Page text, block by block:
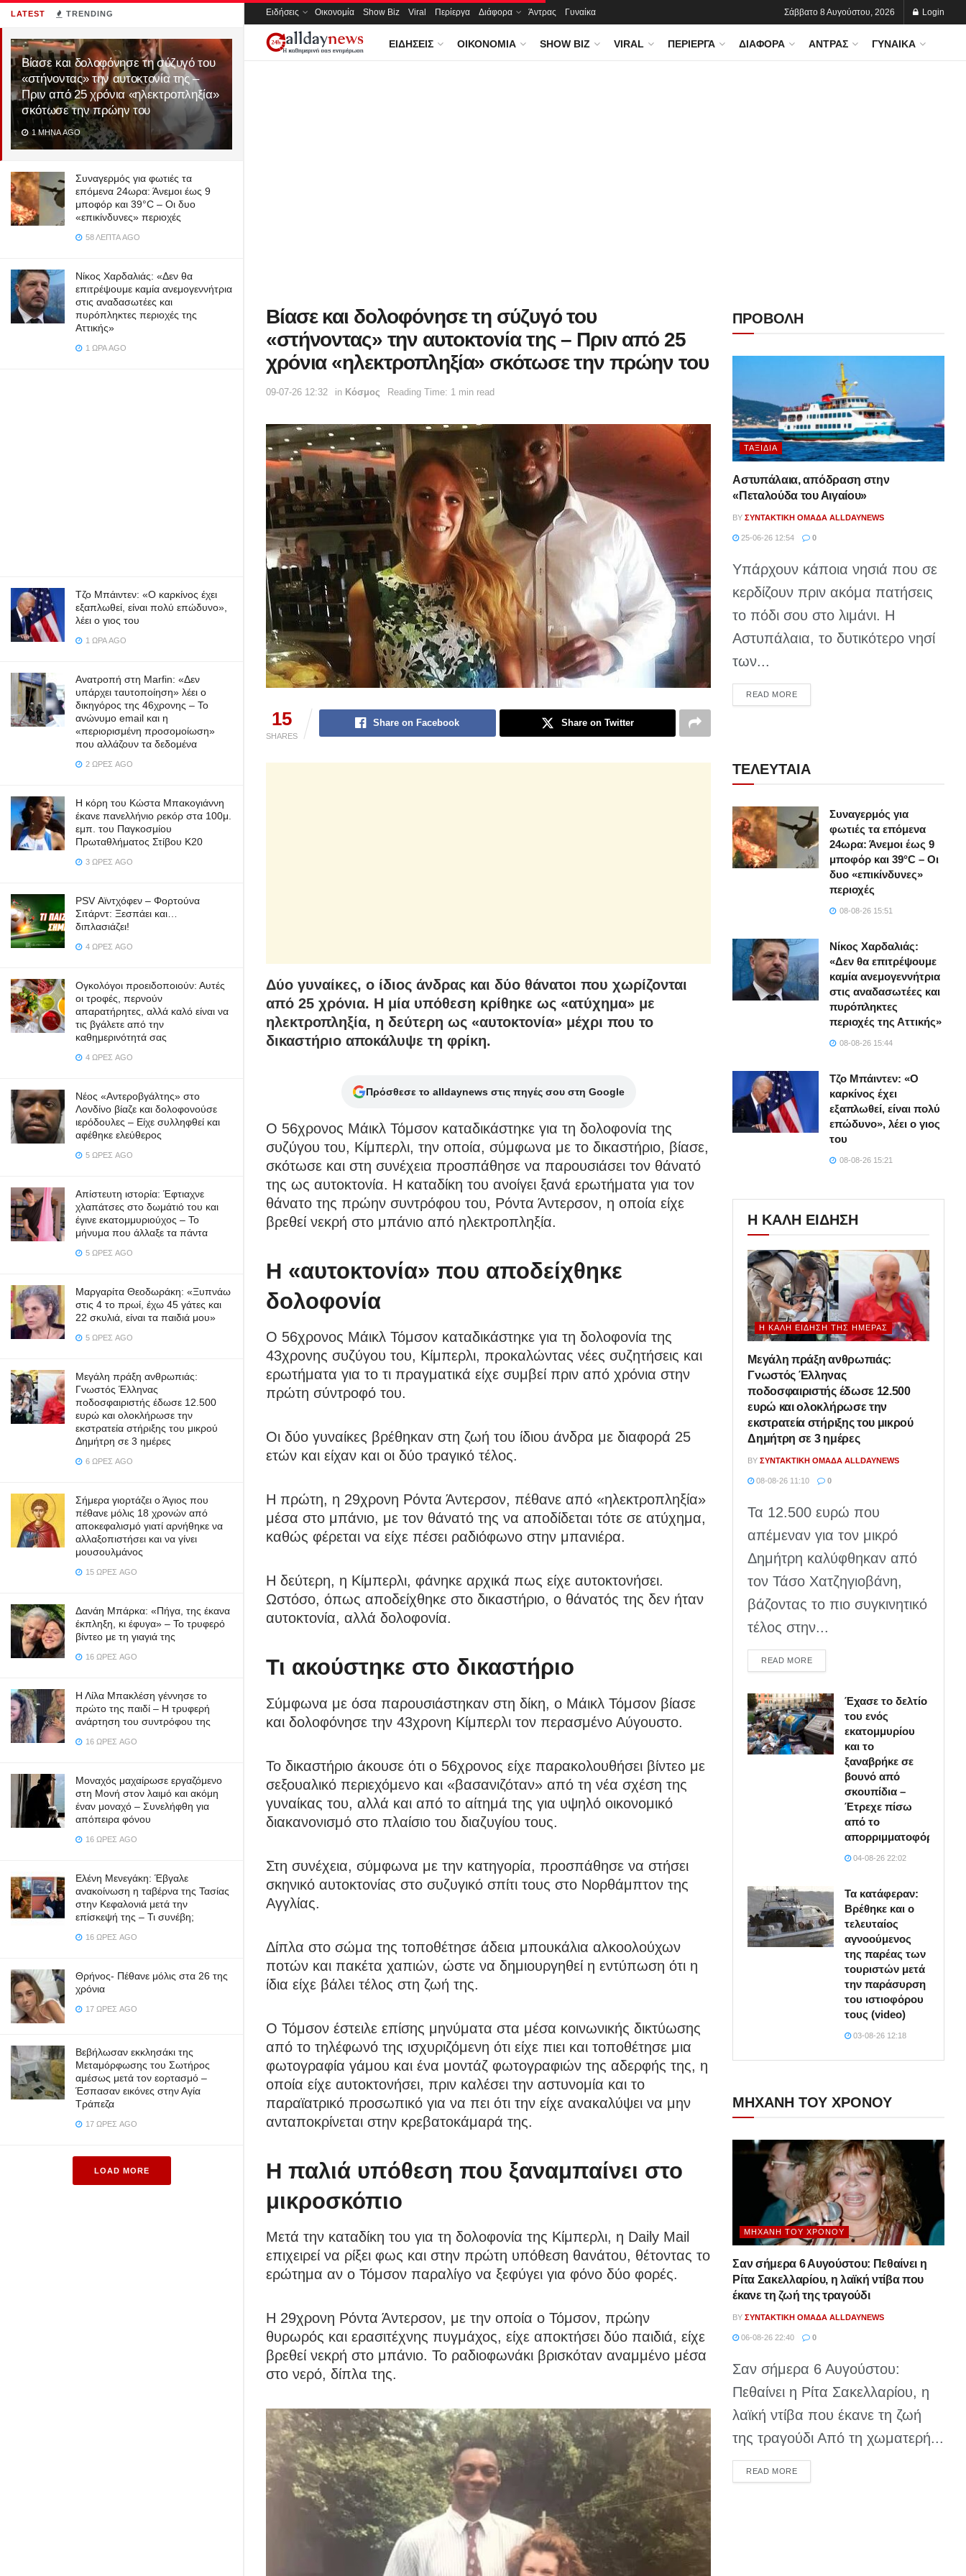
LATEST TRENDING
Bίασε και δολοφόνησε τη σύζυγό του
«στήνοντας» την αυτοκτονία της –
Πριν από 25 χρόνια «ηλεκτροπληξία»
σκότωσε την πρώην του
1 ΜΉΝΑ AGO
Συναγερμός για φωτιές τα
επόμενα 24ωρα: Άνεμοι έως 9
μποφόρ και 39°C – Οι δυο
«επικίνδυνες» περιοχές
58 ΛΕΠΤΆ AGO
Νίκος Χαρδαλιάς: «Δεν θα
επιτρέψουμε καμία ανεμογεννήτρια
στις αναδασωτέες και
πυρόπληκτες περιοχές της
Αττικής»
1 ΏΡΑ AGO
Τζο Μπάιντεν: «Ο καρκίνος έχει
εξαπλωθεί, είναι πολύ επώδυνο»,
λέει ο γιος του
1 ΏΡΑ AGO
Ανατροπή στη Marfin: «Δεν
υπάρχει ταυτοποίηση» λέει ο
δικηγόρος της 46χρονης – Το
ανώνυμο email και η
«περιορισμένη προσομοίωση»
που αλλάζουν τα δεδομένα
2 ΏΡΕΣ AGO
Η κόρη του Κώστα Μπακογιάννη
έκανε πανελλήνιο ρεκόρ στα 100μ.
εμπ. του Παγκοσμίου
Πρωταθλήματος Στίβου Κ20
3 ΏΡΕΣ AGO
PSV Αϊντχόφεν – Φορτούνα
Σιτάρντ: Ξεσπάει και…
διπλασιάζει!
4 ΏΡΕΣ AGO
Ογκολόγοι προειδοποιούν: Αυτές
οι τροφές, περνούν
απαρατήρητες, αλλά καλό είναι να
τις βγάλετε από την
καθημερινότητά σας
4 ΏΡΕΣ AGO
Νέος «Αντεροβγάλτης» στο
Λονδίνο βίαζε και δολοφονούσε
ιερόδουλες – Είχε συλληφθεί και
αφέθηκε ελεύθερος
5 ΏΡΕΣ AGO
Απίστευτη ιστορία: Έφτιαχνε
χλαπάτσες στο δωμάτιό του και
έγινε εκατομμυριούχος – Το
μήνυμα που άλλαξε τα πάντα
5 ΏΡΕΣ AGO
Μαργαρίτα Θεοδωράκη: «Ξυπνάω
στις 4 το πρωί, έχω 45 γάτες και
22 σκυλιά, είναι τα παιδιά μου»
5 ΏΡΕΣ AGO
Μεγάλη πράξη ανθρωπιάς:
Γνωστός Έλληνας
ποδοσφαιριστής έδωσε 12.500
ευρώ και ολοκλήρωσε την
εκστρατεία στήριξης του μικρού
Δημήτρη σε 3 ημέρες
6 ΏΡΕΣ AGO
Σήμερα γιορτάζει ο Άγιος που
πέθανε μόλις 18 χρονών από
αποκεφαλισμό γιατί αρνήθηκε να
αλλαξοπιστήσει και να γίνει
μουσουλμάνος
15 ΏΡΕΣ AGO
Δανάη Μπάρκα: «Πήγα, της έκανα
έκπληξη, κι έφυγα» – Το τρυφερό
βίντεο με τη γιαγιά της
16 ΏΡΕΣ AGO
Η Λίλα Μπακλέση γέννησε το
πρώτο της παιδί – Η τρυφερή
ανάρτηση του συντρόφου της
16 ΏΡΕΣ AGO
Μοναχός μαχαίρωσε εργαζόμενο
στη Μονή στον λαιμό και ακόμη
έναν μοναχό – Συνελήφθη για
απόπειρα φόνου
16 ΏΡΕΣ AGO
Ελένη Μενεγάκη: Έβγαλε
ανακοίνωση η ταβέρνα της Τασίας
στην Κεφαλονιά μετά την
επίσκεψή της – Τι συνέβη;
16 ΏΡΕΣ AGO
Θρήνος- Πέθανε μόλις στα 26 της
χρόνια
17 ΏΡΕΣ AGO
Βεβήλωσαν εκκλησάκι της
Μεταμόρφωσης του Σωτήρος
αμέσως μετά τον εορτασμό –
Έσπασαν εικόνες στην Αγία
Τράπεζα
17 ΏΡΕΣ AGO
LOAD MORE
Ειδήσεις Οικονομία Show Biz Viral Περίεργα Διάφορα Άντρας Γυναίκα Σάββατο 8 Αυγούστου, 2026 Login
ΕΙΔΉΣΕΙΣ ΟΙΚΟΝΟΜΊΑ SHOW BIZ VIRAL ΠΕΡΊΕΡΓΑ ΔΙΆΦΟΡΑ ΆΝΤΡΑΣ ΓΥΝΑΊΚΑ
Bίασε και δολοφόνησε τη σύζυγό του
«στήνοντας» την αυτοκτονία της – Πριν από 25
χρόνια «ηλεκτροπληξία» σκότωσε την πρώην του
09-07-26 12:32 in Κόσμος Reading Time: 1 min read
15
SHARES
Share on Facebook Share on Twitter
Δύο γυναίκες, ο ίδιος άνδρας και δύο θάνατοι που χωρίζονται
από 25 χρόνια. Η μία υπόθεση κρίθηκε ως «ατύχημα» με
ηλεκτροπληξία, η δεύτερη ως «αυτοκτονία» μέχρι που το
δικαστήριο αποκάλυψε τη φρίκη.
Πρόσθεσε το alldaynews στις πηγές σου στη Google
Ο 56χρονος Μάικλ Τόμσον καταδικάστηκε για τη δολοφονία της
συζύγου του, Κίμπερλι, την οποία, σύμφωνα με το δικαστήριο, βίασε,
σκότωσε και στη συνέχεια προσπάθησε να παρουσιάσει τον θάνατό
της ως αυτοκτονία. Η καταδίκη του ανοίγει ξανά ερωτήματα για τον
θάνατο της πρώην συντρόφου του, Ρόντα Άντερσον, η οποία είχε
βρεθεί νεκρή στο μπάνιο από ηλεκτροπληξία.
Η «αυτοκτονία» που αποδείχθηκε
δολοφονία
Ο 56χρονος Μάικλ Τόμσον καταδικάστηκε για τη δολοφονία της
43χρονης συζύγου του, Κίμπερλι, προκαλώντας νέες συζητήσεις και
ερωτήματα για το τι πραγματικά είχε συμβεί πριν από χρόνια στην
πρώτη σύντροφό του.
Οι δύο γυναίκες βρέθηκαν στη ζωή του ίδιου άνδρα με διαφορά 25
ετών και είχαν και οι δύο τραγικό τέλος.
Η πρώτη, η 29χρονη Ρόντα Άντερσον, πέθανε από «ηλεκτροπληξία»
μέσα στο μπάνιο, με τον θάνατό της να αποδίδεται τότε σε ατύχημα,
καθώς φέρεται να είχε πέσει ραδιόφωνο στην μπανιέρα.
Η δεύτερη, η Κίμπερλι, φάνηκε αρχικά πως είχε αυτοκτονήσει.
Ωστόσο, όπως αποδείχθηκε στο δικαστήριο, ο θάνατός της δεν ήταν
αυτοκτονία, αλλά δολοφονία.
Τι ακούστηκε στο δικαστήριο
Σύμφωνα με όσα παρουσιάστηκαν στη δίκη, ο Μάικλ Τόμσον βίασε
και δολοφόνησε την 43χρονη Κίμπερλι τον περασμένο Αύγουστο.
Το δικαστήριο άκουσε ότι ο 56χρονος είχε παρακολουθήσει βίντεο με
σεξουαλικό περιεχόμενο και «βασανιζόταν» από τη νέα σχέση της
γυναίκας του, αλλά και από το αίτημά της για υψηλό οικονομικό
διακανονισμό στο πλαίσιο του διαζυγίου τους.
Στη συνέχεια, σύμφωνα με την κατηγορία, προσπάθησε να στήσει
σκηνικό αυτοκτονίας στο συζυγικό σπίτι τους στο Νορθάμπτον της
Αγγλίας.
Δίπλα στο σώμα της τοποθέτησε άδεια μπουκάλια αλκοολούχων
ποτών και πακέτα χαπιών, ώστε να δημιουργηθεί η εντύπωση ότι η
ίδια είχε βάλει τέλος στη ζωή της.
Ο Τόμσον έστειλε επίσης μηνύματα στα μέσα κοινωνικής δικτύωσης
από το τηλέφωνό της ισχυριζόμενη ότι είχε πιει και τοποθέτησε μια
φωτογραφία γάμου και ένα μοντάζ φωτογραφιών της αδερφής της, η
οποία είχε αυτοκτονήσει, πριν καλέσει την αστυνομία και το
παραϊατρικό προσωπικό για να πει ότι την είχε ανακαλύψει να μην
ανταποκρίνεται στην κρεβατοκάμαρά της.
Η παλιά υπόθεση που ξαναμπαίνει στο
μικροσκόπιο
Μετά την καταδίκη του για τη δολοφονία της Κίμπερλι, η Daily Mail
επιχειρεί να ρίξει φως και στην πρώτη υπόθεση θανάτου, θέτοντας το
ερώτημα αν ο Τόμσον παραλίγο να ξεφύγει για φόνο δύο φορές.
Η 29χρονη Ρόντα Άντερσον, με την οποία ο Τόμσον, πρώην
θυρωρός και ερασιτέχνης πυγμάχος, είχε αποκτήσει δύο παιδιά, είχε
βρεθεί νεκρή στο μπάνιο. Το ραδιοφωνάκι βρισκόταν αναμμένο μέσα
στο νερό, δίπλα της.
ΠΡΟΒΟΛΗ
ΤΑΞΊΔΙΑ
Αστυπάλαια, απόδραση στην
«Πεταλούδα του Αιγαίου»
BY ΣΥΝΤΑΚΤΙΚΉ ΟΜΆΔΑ ALLDAYNEWS
25-06-26 12:54 0
Υπάρχουν κάποια νησιά που σε
κερδίζουν πριν ακόμα πατήσεις
το πόδι σου στο λιμάνι. Η
Αστυπάλαια, το δυτικότερο νησί
των...
READ MOREDETAILS
ΤΕΛΕΥΤΑΙΑ
Συναγερμός για
φωτιές τα επόμενα
24ωρα: Άνεμοι έως 9
μποφόρ και 39°C – Οι
δυο «επικίνδυνες»
περιοχές
08-08-26 15:51
Νίκος Χαρδαλιάς:
«Δεν θα επιτρέψουμε
καμία ανεμογεννήτρια
στις αναδασωτέες και
πυρόπληκτες
περιοχές της Αττικής»
08-08-26 15:44
Τζο Μπάιντεν: «Ο
καρκίνος έχει
εξαπλωθεί, είναι πολύ
επώδυνο», λέει ο γιος
του
08-08-26 15:21
Η ΚΑΛΗ ΕΙΔΗΣΗ
Η ΚΑΛΉ ΕΊΔΗΣΗ ΤΗΣ ΗΜΈΡΑΣ
Μεγάλη πράξη ανθρωπιάς:
Γνωστός Έλληνας
ποδοσφαιριστής έδωσε 12.500
ευρώ και ολοκλήρωσε την
εκστρατεία στήριξης του μικρού
Δημήτρη σε 3 ημέρες
BY ΣΥΝΤΑΚΤΙΚΉ ΟΜΆΔΑ ALLDAYNEWS
08-08-26 11:10 0
Τα 12.500 ευρώ που
απέμεναν για τον μικρό
Δημήτρη καλύφθηκαν από
τον Τάσο Χατζηγιοβάνη,
βάζοντας το πιο συγκινητικό
τέλος στην...
READ MOREDETAILS
Έχασε το δελτίο
του ενός
εκατομμυρίου
και το
ξαναβρήκε σε
βουνό από
σκουπίδια –
Έτρεχε πίσω
από το
απορριμματοφόρο
04-08-26 22:02
Τα κατάφεραν:
Βρέθηκε και ο
τελευταίος
αγνοούμενος
της παρέας των
τουριστών μετά
την παράσυρση
του ιστιοφόρου
τους (video)
03-08-26 12:18
ΜΗΧΑΝΗ ΤΟΥ ΧΡΟΝΟΥ
ΜΗΧΑΝΉ ΤΟΥ ΧΡΌΝΟΥ
Σαν σήμερα 6 Αυγούστου: Πεθαίνει η
Ρίτα Σακελλαρίου, η λαϊκή ντίβα που
έκανε τη ζωή της τραγούδι
BY ΣΥΝΤΑΚΤΙΚΉ ΟΜΆΔΑ ALLDAYNEWS
06-08-26 22:40 0
Σαν σήμερα 6 Αυγούστου:
Πεθαίνει η Ρίτα Σακελλαρίου, η
λαϊκή ντίβα που έκανε τη ζωή
της τραγούδι Από τη χωματερή...
READ MOREDETAILS